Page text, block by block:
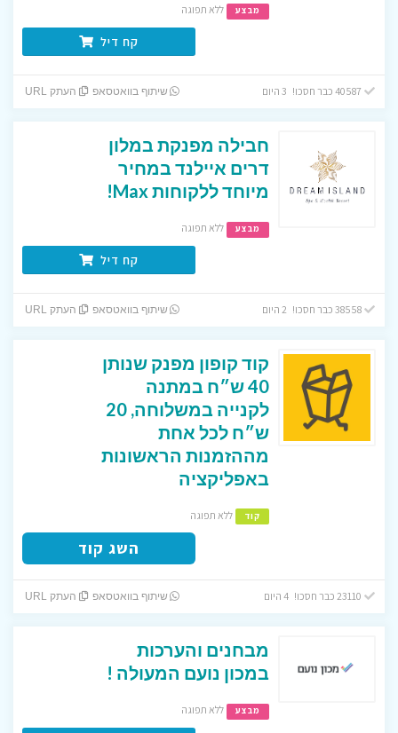
מבצע ללא תפוגה
קח דיל
שיתוף בוואטסאפ העתק URL
חבילה מפנקת במלון
דרים איילנד במחיר
מיוחד ללקוחות Max!
מבצע ללא תפוגה
קח דיל
38558 כבר חסכו! 2 היום שיתוף בוואטסאפ העתק URL
קוד קופון מפנק שנותן
40 ש״ח במתנה
לקנייה במשלוחה, 20
ש״ח לכל אחת
מההזמנות הראשונות
באפליקציה
קוד ללא תפוגה
השג קוד
שיתוף בוואטסאפ העתק URL
מבחנים והערכות
במכון נועם המעולה !
מבצע ללא תפוגה